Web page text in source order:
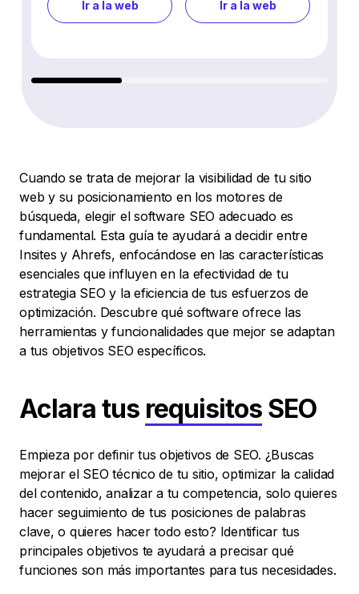
Ir a la web Ir a la web
Cuando se trata de mejorar la visibilidad de tu sitio
web y su posicionamiento en los motores de
búsqueda, elegir el software SEO adecuado es
fundamental. Esta guía te ayudará a decidir entre
Insites y Ahrefs, enfocándose en las características
esenciales que influyen en la efectividad de tu
estrategia SEO y la eficiencia de tus esfuerzos de
optimización. Descubre qué software ofrece las
herramientas y funcionalidades que mejor se adaptan
a tus objetivos SEO específicos.
Aclara tus requisitos SEO
Empieza por definir tus objetivos de SEO. ¿Buscas
mejorar el SEO técnico de tu sitio, optimizar la calidad
del contenido, analizar a tu competencia, solo quieres
hacer seguimiento de tus posiciones de palabras
clave, o quieres hacer todo esto? Identificar tus
principales objetivos te ayudará a precisar qué
funciones son más importantes para tus necesidades.